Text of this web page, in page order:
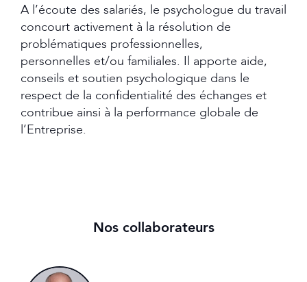
A l’écoute des salariés, le psychologue du travail
concourt activement à la résolution de
problématiques professionnelles,
personnelles et/ou familiales. Il apporte aide,
conseils et soutien psychologique dans le
respect de la confidentialité des échanges et
contribue ainsi à la performance globale de
l’Entreprise.
Nos collaborateurs